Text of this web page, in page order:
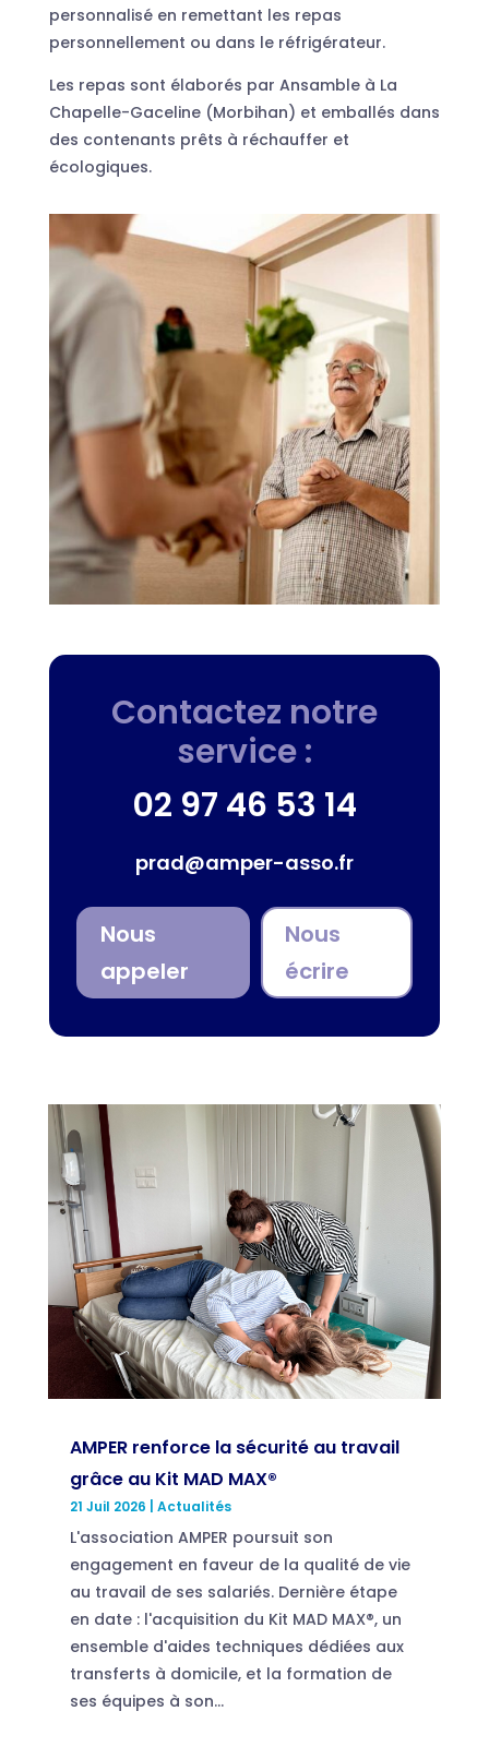
personnalisé en remettant les repas
personnellement ou dans le réfrigérateur.
Les repas sont élaborés par Ansamble à La
Chapelle-Gaceline (Morbihan) et emballés dans
des contenants prêts à réchauffer et
écologiques.
Contactez notre
service :
02 97 46 53 14
prad@amper-asso.fr
Nous
appeler
Nous
écrire
AMPER renforce la sécurité au travail
grâce au Kit MAD MAX®
21 Juil 2026 Actualités
L'association AMPER poursuit son
engagement en faveur de la qualité de vie
au travail de ses salariés. Dernière étape
en date : l'acquisition du Kit MAD MAX®, un
ensemble d'aides techniques dédiées aux
transferts à domicile, et la formation de
ses équipes à son...